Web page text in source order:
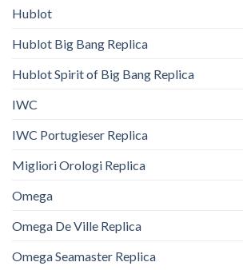
Hublot
Hublot Big Bang Replica
Hublot Spirit of Big Bang Replica
IWC
IWC Portugieser Replica
Migliori Orologi Replica
Omega
Omega De Ville Replica
Omega Seamaster Replica